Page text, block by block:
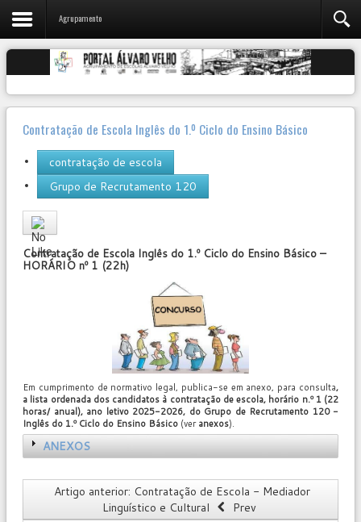
Agrupamento
Contratação de Escola Inglês do 1.º Ciclo do Ensino Básico
contratação de escola
Grupo de Recrutamento 120
Rating:
Contratação de Escola Inglês do 1.º Ciclo do Ensino Básico –
HORÁRIO nº 1 (22h)
Em cumprimento de normativo legal, publica-se em anexo, para consulta,
a lista ordenada dos candidatos à contratação de escola, horário n.º 1 (22
horas/ anual), ano letivo 2025-2026, do Grupo de Recrutamento 120 -
Inglês do 1.º Ciclo do Ensino Básico (veranexos).
ANEXOS
Artigo anterior: Contratação de Escola - Mediador
Linguístico e Cultural
Prev